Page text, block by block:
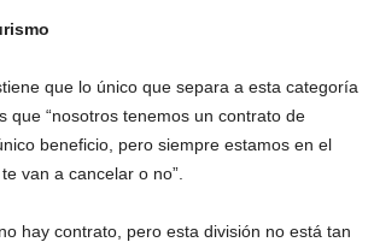
que lo único que separa a esta categoría
que “nosotros tenemos un contrato de
beneficio, pero siempre estamos en el
van a cancelar o no”.
hay contrato, pero esta división no está tan